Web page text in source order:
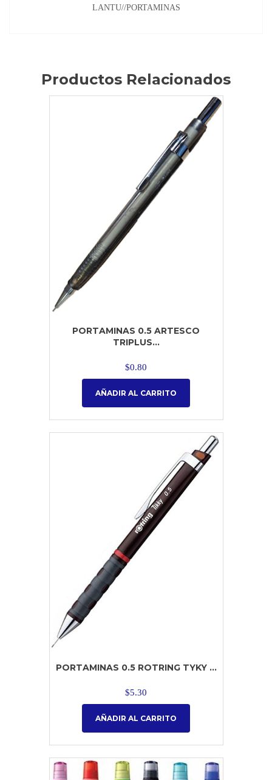
LANTU//PORTAMINAS
Productos Relacionados
PORTAMINAS 0.5 ARTESCO
TRIPLUS...
$0.80
AÑADIR AL CARRITO
PORTAMINAS 0.5 ROTRING TYKY ...
$5.30
AÑADIR AL CARRITO